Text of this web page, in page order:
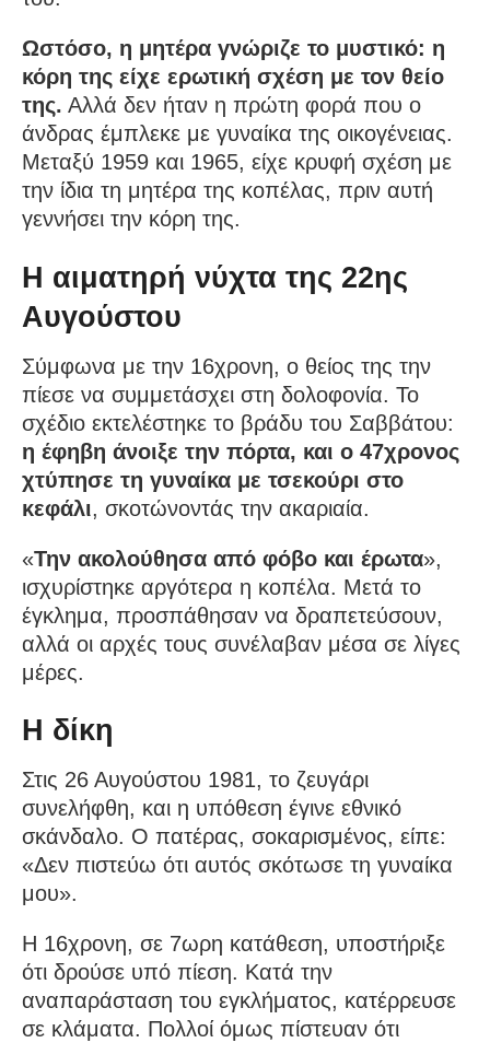
Ωστόσο, η μητέρα γνώριζε το μυστικό: η
κόρη της είχε ερωτική σχέση με τον θείο
της. Αλλά δεν ήταν η πρώτη φορά που ο
άνδρας έμπλεκε με γυναίκα της οικογένειας.
Μεταξύ 1959 και 1965, είχε κρυφή σχέση με
την ίδια τη μητέρα της κοπέλας, πριν αυτή
γεννήσει την κόρη της.
Η αιματηρή νύχτα της 22ης
Αυγούστου
Σύμφωνα με την 16χρονη, ο θείος της την
πίεσε να συμμετάσχει στη δολοφονία. Το
σχέδιο εκτελέστηκε το βράδυ του Σαββάτου:
η έφηβη άνοιξε την πόρτα, και ο 47χρονος
χτύπησε τη γυναίκα με τσεκούρι στο
κεφάλι, σκοτώνοντάς την ακαριαία.
«Την ακολούθησα από φόβο και έρωτα»,
ισχυρίστηκε αργότερα η κοπέλα. Μετά το
έγκλημα, προσπάθησαν να δραπετεύσουν,
αλλά οι αρχές τους συνέλαβαν μέσα σε λίγες
μέρες.
Η δίκη
Στις 26 Αυγούστου 1981, το ζευγάρι
συνελήφθη, και η υπόθεση έγινε εθνικό
σκάνδαλο. Ο πατέρας, σοκαρισμένος, είπε:
«Δεν πιστεύω ότι αυτός σκότωσε τη γυναίκα
μου».
Η 16χρονη, σε 7ωρη κατάθεση, υποστήριξε
ότι δρούσε υπό πίεση. Κατά την
αναπαράσταση του εγκλήματος, κατέρρευσε
σε κλάματα. Πολλοί όμως πίστευαν ότι